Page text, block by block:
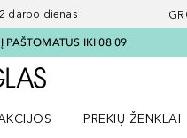
darbo dienas
PAŠTOMATUS IKI 08 09
Į Douglas pagrindinį
PREKIŲ ŽENKLAI